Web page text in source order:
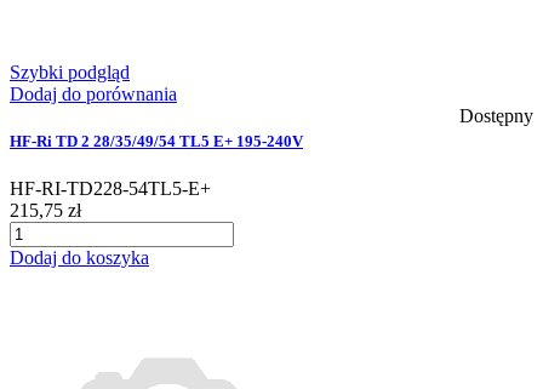
Szybki podgląd
Dodaj do porównania
Dostępny
HF-Ri TD 2 28/35/49/54 TL5 E+ 195-240V
HF-RI-TD228-54TL5-E+
215,75 zł
Dodaj do koszyka